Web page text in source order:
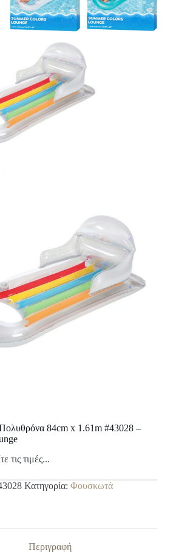
84cm x 1.61m #43028 –
τις τιμές...
Κατηγορία: Φουσκωτά
Περιγραφή